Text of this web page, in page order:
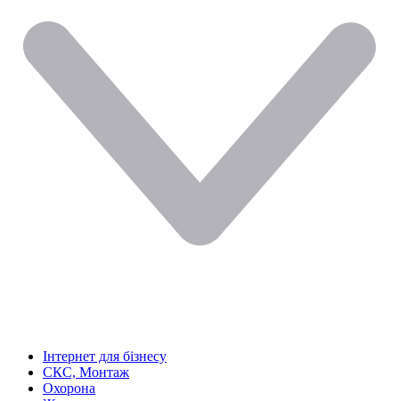
Інтернет для бізнесу
СКС, Монтаж
Охорона